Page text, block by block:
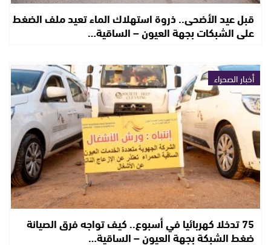
قبل عيد الأضحى.. ذروة استهلاك الماء تعيد ملف الضغط
على الشبكات بجهة العيون – الساقية…
أخبار الصحراء
75 تدخلا كهربائيا في أسبوع.. كيف تواجه فرق الصيانة
ضغط الشبكة بجهة العيون – الساقية…